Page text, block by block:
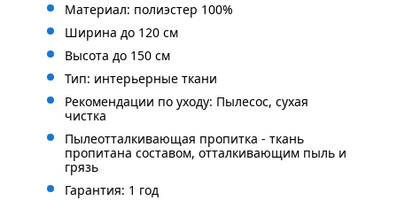
Материал: полиэстер 100%
Ширина до 120 см
Высота до 150 см
Тип: интерьерные ткани
Рекомендации по уходу: Пылесос, сухая
чистка
Пылеотталкивающая пропитка - ткань
пропитана составом, отталкивающим пыль и
грязь
Гарантия: 1 год